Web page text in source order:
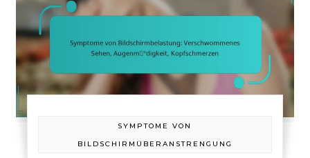
SYMPTOME VON
BILDSCHIRMÜBERANSTRENGUNG